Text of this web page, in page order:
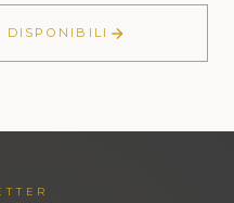
DISPONIBILI